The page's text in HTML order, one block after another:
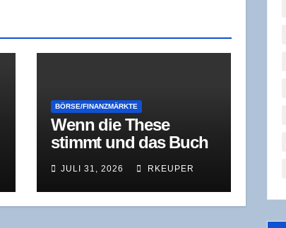
BÖRSE/FINANZMÄRKTE
Wenn die The­se
stimmt und das Buch
Fall Situa­tio­nal
Awareness
JULI 31, 2026 RKEUPER